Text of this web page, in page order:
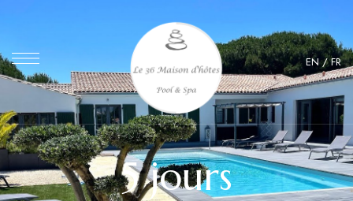
EN/FR
5 jours